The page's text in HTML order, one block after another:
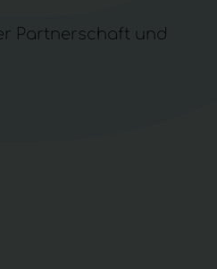
Partnerschaft und